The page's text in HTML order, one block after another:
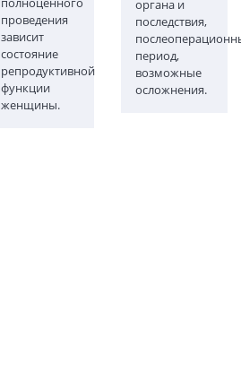
проведения
зависит
состояние
репродуктивной
функции
женщины.
органа и
последствия,
период,
возможные
осложнения.